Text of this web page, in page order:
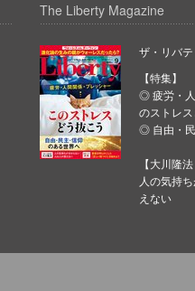
The Liberty Magazine
ザ・リバ
【特集】
◎ 疲労・
のストレ
◎ 自由・
【大川隆
人の気持
えない